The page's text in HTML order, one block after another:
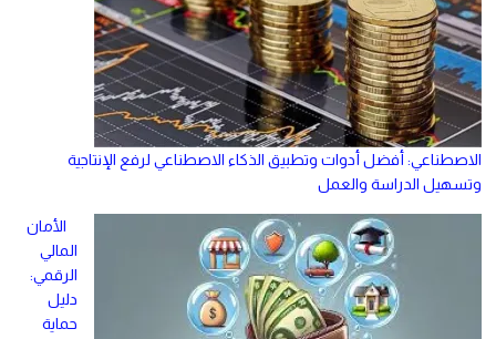
الاصطناعي: أفضل أدوات وتطبيق الذكاء الاصطناعي لرفع الإنتاجية
وتسهيل الدراسة والعمل
الأمان
المالي
الرقمي:
دليل
حماية